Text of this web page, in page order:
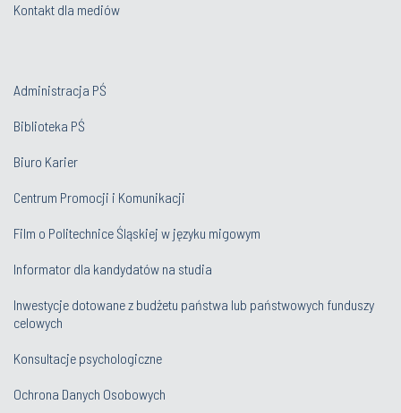
Kontakt dla mediów
Administracja PŚ
Biblioteka PŚ
Biuro Karier
Centrum Promocji i Komunikacji
Film o Politechnice Śląskiej w języku migowym
Informator dla kandydatów na studia
Inwestycje dotowane z budżetu państwa lub państwowych funduszy
celowych
Konsultacje psychologiczne
Ochrona Danych Osobowych